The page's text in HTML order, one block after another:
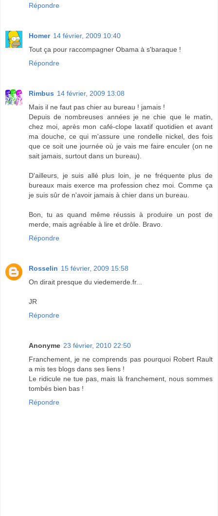
Répondre
Homer 14 février, 2009 10:40
Tout ça pour raccompagner Obama à s'baraque !
Répondre
Rimbus 14 février, 2009 13:08
Mais il ne faut pas chier au bureau ! jamais !
Depuis de nombreuses années je ne chie que le matin,
chez moi, après mon café-clope laxatif quotidien et avant
ma douche, ce qui m'assure une rondelle nickel, des fois
que ce soit une journée où je vais me faire enculer (on ne
sait jamais, surtout dans un bureau).
D'ailleurs, je suis allé plus loin, je ne fréquente plus de
bureaux mais exerce ma profession chez moi. Comme ça
je suis sûr de n'avoir jamais à chier dans un bureau.
Bon, tu as quand même réussis à produire un post de
merde, mais agréable à lire et drôle. Bravo.
Répondre
Rosselin 15 février, 2009 15:58
On dirait presque du viedemerde.fr...
JR
Répondre
Anonyme 23 février, 2010 22:50
Franchement, je ne comprends pas pourquoi Robert Rault
a mis tes blogs dans ses liens !
Le ridicule ne tue pas, mais là franchement, nous sommes
tombés bien bas !
Répondre